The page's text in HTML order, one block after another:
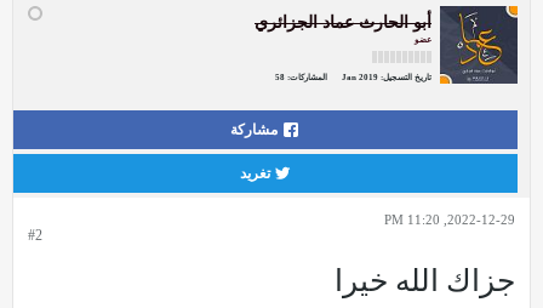
أبو الحارث عماد الجزائري
عضو
تاريخ التسجيل: Jan 2019 المشاركات: 58
مشاركة
تغريد
#2
2022-12-29, 11:20 PM
جزاك الله خيرا